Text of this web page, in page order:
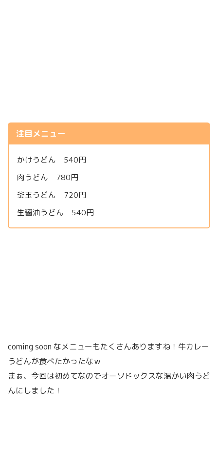
注目メニュー
かけうどん 540円
肉うどん 780円
釜玉うどん 720円
生醤油うどん 540円
coming soon なメニューもたくさんありますね！牛カレー
うどんが食べたかったなｗ
まぁ、今回は初めてなのでオーソドックスな温かい肉うど
んにしました！